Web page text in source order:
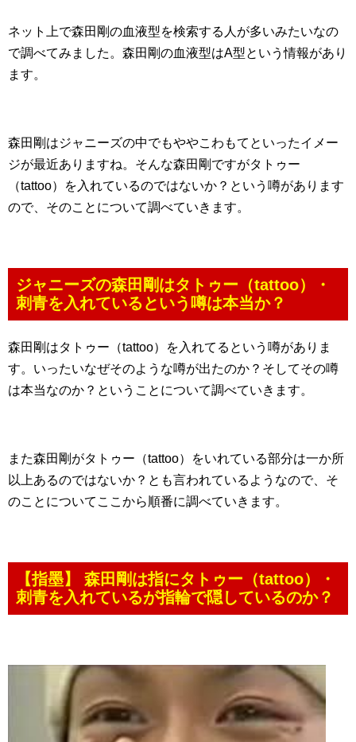
ネット上で森田剛の血液型を検索する人が多いみたいなの
で調べてみました。森田剛の血液型はA型という情報があり
ます。
森田剛はジャニーズの中でもややこわもてといったイメー
ジが最近ありますね。そんな森田剛ですがタトゥー
（tattoo）を入れているのではないか？という噂があります
ので、そのことについて調べていきます。
ジャニーズの森田剛はタトゥー（tattoo）・
刺青を入れているという噂は本当か？
森田剛はタトゥー（tattoo）を入れてるという噂がありま
す。いったいなぜそのような噂が出たのか？そしてその噂
は本当なのか？ということについて調べていきます。
また森田剛がタトゥー（tattoo）をいれている部分は一か所
以上あるのではないか？とも言われているようなので、そ
のことについてここから順番に調べていきます。
【指墨】 森田剛は指にタトゥー（tattoo）・
刺青を入れているが指輪で隠しているのか？